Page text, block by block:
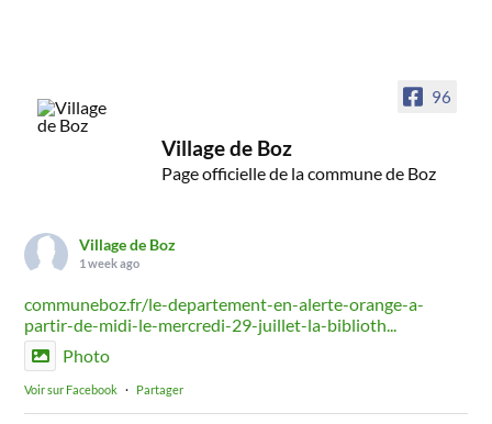
96
Village de Boz
Page officielle de la commune de Boz
Village de Boz
1 week ago
communeboz.fr/le-departement-en-alerte-orange-a-
partir-de-midi-le-mercredi-29-juillet-la-biblioth...
Photo
Voir sur Facebook · Partager